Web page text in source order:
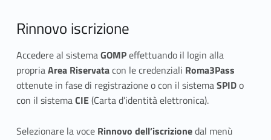
i
n
n
o
v
Rinnovo iscrizione
Accedere al sistemaGOMPeffettuando il login alla
propriaArea Riservatacon le credenziali Roma3Pass
ottenute in fase di registrazione o con il sistemaSPIDo
con il sistemaCIE(Carta d’identità elettronica).
Selezionare la voce Rinnovo dell’iscrizionedal menù